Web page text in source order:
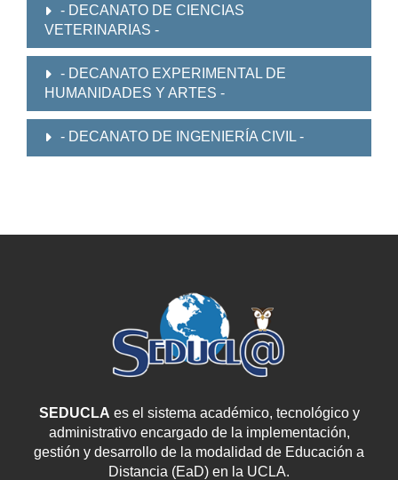
- DECANATO DE CIENCIAS
VETERINARIAS -
- DECANATO EXPERIMENTAL DE
HUMANIDADES Y ARTES -
- DECANATO DE INGENIERÍA CIVIL -
SEDUCLA es el sistema académico, tecnológico y
administrativo encargado de la implementación,
gestión y desarrollo de la modalidad de Educación a
Distancia (EaD) en la UCLA.